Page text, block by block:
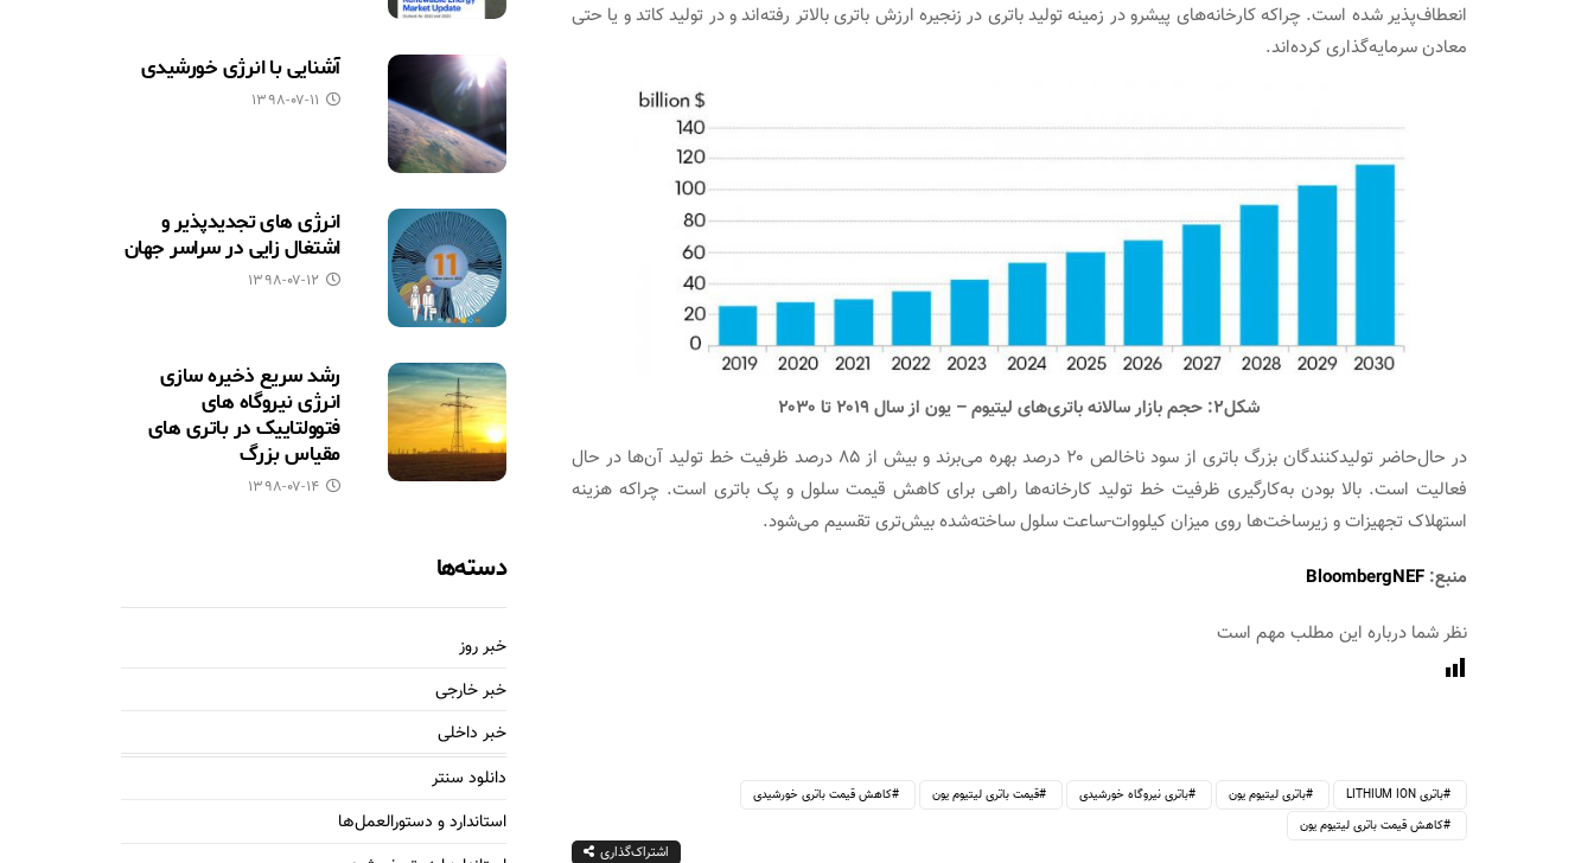
انعطاف‌پذیر شده است. چراکه کارخانه‌های پیشرو در زمینه تولید باتری در زنجیره ارزش باتری بالاتر رفته‌اند و در تولید کاتد و یا حتی
معادن سرمایه‌گذاری کرده‌اند.
شکل۲: حجم بازار سالانه باتری‌های لیتیوم – یون از سال ۲۰۱۹ تا ۲۰۳۰
در حال‌حاضر تولیدکنندگان بزرگ باتری از سود ناخالص ۲۰ درصد بهره می‌برند و بیش از ۸۵ درصد ظرفیت خط تولید آن‌ها در حال
فعالیت است. بالا بودن به‌کارگیری ظرفیت خط تولید کارخانه‌ها راهی برای کاهش قیمت سلول و پک باتری است. چراکه هزینه
استهلاک تجهیزات و زیرساخت‌ها روی میزان کیلووات-ساعت سلول ساخته‌شده بیش‌تری تقسیم می‌شود.
منبع: BloombergNEF
نظر شما درباره این مطلب مهم است
باتری LITHIUM ION باتری لیتیوم یون باتری نیروگاه خورشیدی قیمت باتری لیتیوم یون
کاهش قیمت باتری خورشیدی
کاهش قیمت باتری لیتیوم یون
اشتراک‌گذاری
آشنایی با انرژی خورشیدی
۱۳۹۸-۰۷-۱۱
انرژی های تجدیدپذیر و
اشتغال زایی در سراسر جهان
۱۳۹۸-۰۷-۱۲
رشد سریع ذخیره سازی
انرژی نیروگاه های
فتوولتاییک در باتری های
مقیاس بزرگ
۱۳۹۸-۰۷-۱۴
دسته‌ها
خبر روز
خبر خارجی
خبر داخلی
دانلود سنتر
استاندارد و دستورالعمل‌ها